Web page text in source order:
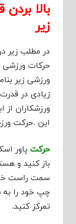
بالا
زیر
در مطلب زیر
حرکات ورزشی
زیادی در
ورزشکاران از
این .حرکت
حرکت پاور
باز کنید و
سمت راست خود
چپ خود را به
تمرکز کنید.